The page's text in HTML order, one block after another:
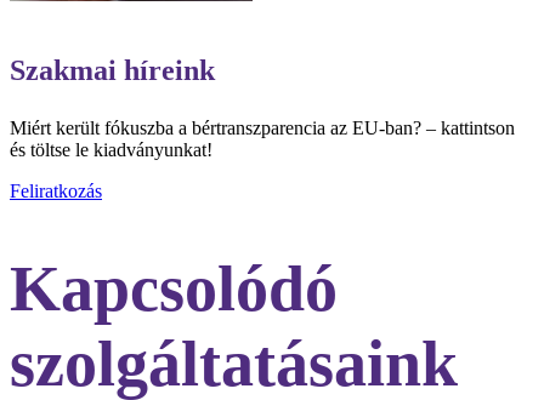
Szakmai híreink
Miért került fókuszba a bértranszparencia az EU-ban? – kattintson
és töltse le kiadványunkat!
Feliratkozás
Kapcsolódó
szolgáltatásaink